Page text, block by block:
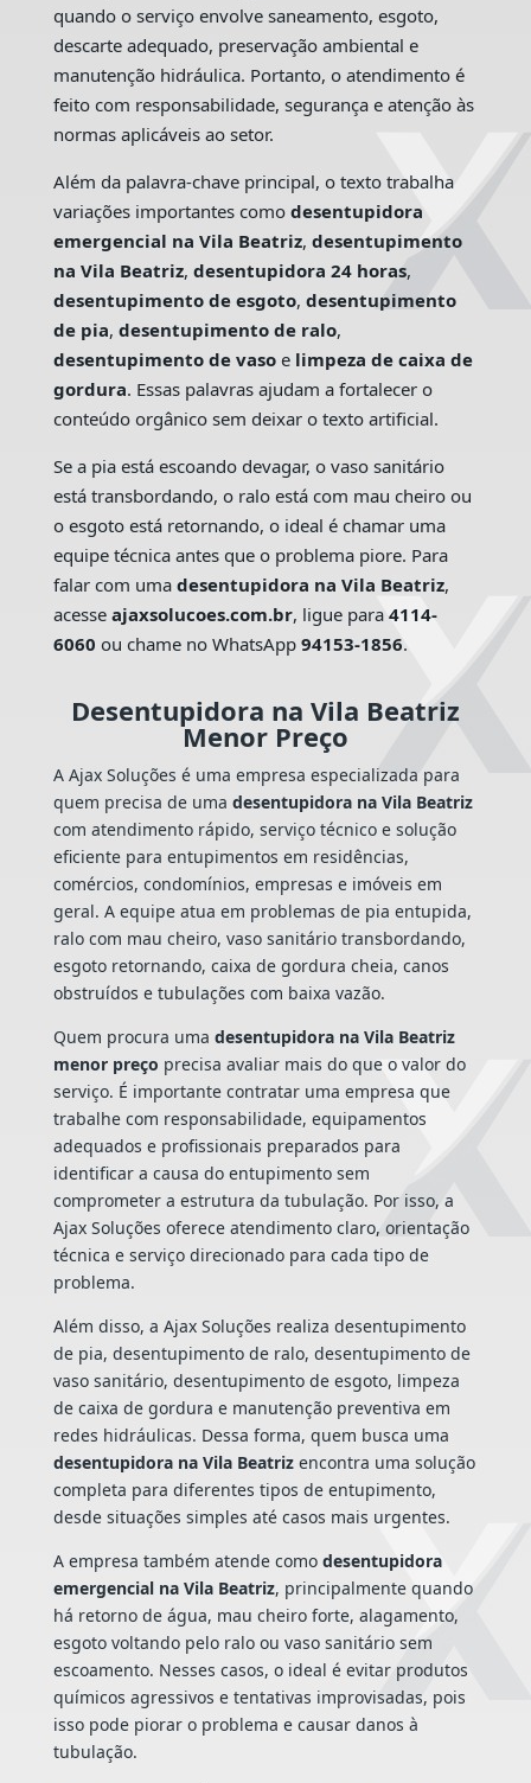
quando o serviço envolve saneamento, esgoto,
descarte adequado, preservação ambiental e
manutenção hidráulica. Portanto, o atendimento é
feito com responsabilidade, segurança e atenção às
normas aplicáveis ao setor.
Além da palavra-chave principal, o texto trabalha
variações importantes como desentupidora
emergencial na Vila Beatriz, desentupimento
na Vila Beatriz, desentupidora 24 horas,
desentupimento de esgoto, desentupimento
de pia, desentupimento de ralo,
desentupimento de vasoe limpeza de caixa de
gordura. Essas palavras ajudam a fortalecer o
conteúdo orgânico sem deixar o texto artificial.
Se a pia está escoando devagar, o vaso sanitário
está transbordando, o ralo está com mau cheiro ou
o esgoto está retornando, o ideal é chamar uma
equipe técnica antes que o problema piore. Para
falar com uma desentupidora na Vila Beatriz,
acesse ajaxsolucoes.com.br, ligue para 4114-
6060 ou chame no WhatsApp 94153-1856.
Desentupidora na Vila Beatriz
Menor Preço
A Ajax Soluções é uma empresa especializada para
quem precisa de uma desentupidora na Vila Beatriz
com atendimento rápido, serviço técnico e solução
eficiente para entupimentos em residências,
comércios, condomínios, empresas e imóveis em
geral. A equipe atua em problemas de pia entupida,
ralo com mau cheiro, vaso sanitário transbordando,
esgoto retornando, caixa de gordura cheia, canos
obstruídos e tubulações com baixa vazão.
Quem procura uma desentupidora na Vila Beatriz
menor preço precisa avaliar mais do que o valor do
serviço. É importante contratar uma empresa que
trabalhe com responsabilidade, equipamentos
adequados e profissionais preparados para
identificar a causa do entupimento sem
comprometer a estrutura da tubulação. Por isso, a
Ajax Soluções oferece atendimento claro, orientação
técnica e serviço direcionado para cada tipo de
problema.
Além disso, a Ajax Soluções realiza desentupimento
de pia, desentupimento de ralo, desentupimento de
vaso sanitário, desentupimento de esgoto, limpeza
de caixa de gordura e manutenção preventiva em
redes hidráulicas. Dessa forma, quem busca uma
desentupidora na Vila Beatrizencontra uma solução
completa para diferentes tipos de entupimento,
desde situações simples até casos mais urgentes.
A empresa também atende como desentupidora
emergencial na Vila Beatriz, principalmente quando
há retorno de água, mau cheiro forte, alagamento,
esgoto voltando pelo ralo ou vaso sanitário sem
escoamento. Nesses casos, o ideal é evitar produtos
químicos agressivos e tentativas improvisadas, pois
isso pode piorar o problema e causar danos à
tubulação.